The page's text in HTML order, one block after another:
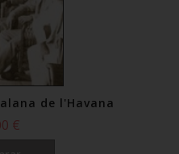
de l'Havana
€